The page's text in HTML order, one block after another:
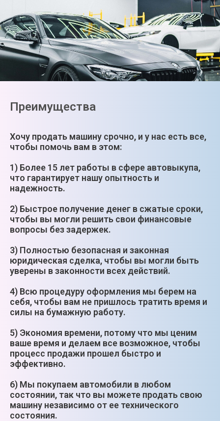
Преимущества
Хочу продать машину срочно, и у нас есть все,
чтобы помочь вам в этом:
1) Более 15 лет работы в сфере автовыкупа,
что гарантирует нашу опытность и
надежность.
2) Быстрое получение денег в сжатые сроки,
чтобы вы могли решить свои финансовые
вопросы без задержек.
3) Полностью безопасная и законная
юридическая сделка, чтобы вы могли быть
уверены в законности всех действий.
4) Всю процедуру оформления мы берем на
себя, чтобы вам не пришлось тратить время и
силы на бумажную работу.
5) Экономия времени, потому что мы ценим
ваше время и делаем все возможное, чтобы
процесс продажи прошел быстро и
эффективно.
6) Мы покупаем автомобили в любом
состоянии, так что вы можете продать свою
машину независимо от ее технического
состояния.